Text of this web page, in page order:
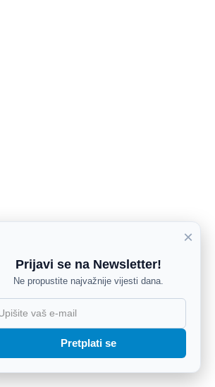
×
Prijavi se na Newsletter!
Ne propustite najvažnije vijesti dana.
Pretplati se